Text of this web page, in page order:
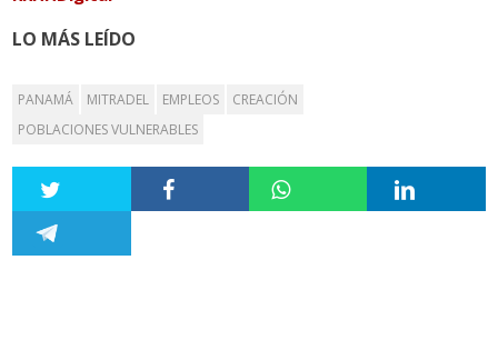
LO MÁS LEÍDO
PANAMÁ MITRADEL EMPLEOS
CREACIÓN
POBLACIONES VULNERABLES